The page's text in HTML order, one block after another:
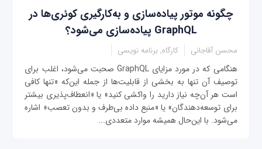
چگونه موتور پیاده‌سازی و به‌کارگیری کوئری‌ها در
GraphQL پیاده‌سازی می‌شود؟
محسن آقاجانی کارگاه, برنامه نویسی
هنگامی‌ که در مورد مزایای GraphQL صحبت می‌شود، اغلب برای
توصیف آن تنها به بخشی از قابلیت‌ها از جمله این‌که «تنها کافی
است هر آن‌چه نیاز دارید را واکشی کنید» یا «انعطاف‌پذیری بیشتر
برای توسعه‌دهندگان» یا «منبع داده بی‌طرف و بدون تعصب» اشاره
می‌شود. با این‌حال همیشه موارد متعددی...